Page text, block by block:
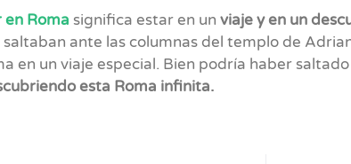
en Roma significa estar en un viaje y en un
saltaban ante las columnas del templo de
en un viaje especial. Bien podría haber
esta Roma infinita.